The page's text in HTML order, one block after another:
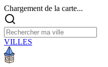
Chargement de la carte...
VILLES